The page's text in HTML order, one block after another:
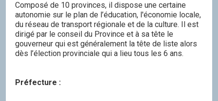
Composé de 10 provinces, il dispose une certaine
autonomie sur le plan de l’éducation, l'économie locale,
du réseau de transport régionale et de la culture. Il est
dirigé par le conseil du Province et à sa tête le
gouverneur qui est généralement la tête de liste alors
dès l’élection provinciale qui a lieu tous les 6 ans.
Préfecture :